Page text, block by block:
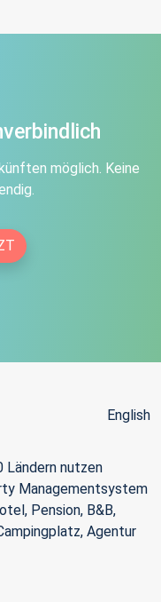
möglich. Keine
English
Ländern nutzen
Managementsystem
Pension, B&B,
Agentur